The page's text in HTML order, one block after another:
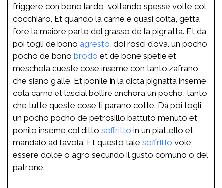
friggere con bono lardo, voltando spesse volte col
cocchiaro. Et quando la carne è quasi cotta, getta
fore la maiore parte del grasso de la pignatta. Et da
poi togli de bono agresto , doi rosci d’ova, un pocho
pocho de bono brodo et de bone spetie et
meschola queste cose inseme con tanto zafrano
che siano gialle. Et ponile in la dicta pignatta inseme
cola carne et lascial bollire anchora un pocho, tanto
che tutte queste cose ti parano cotte. Da poi togli
un pocho pocho de petrosillo battuto menuto et
ponilo inseme col ditto soffritto in un piattello et
mandalo ad tavola. Et questo tale soffritto vole
essere dolce o agro secundo il gusto comuno o del
patrone.